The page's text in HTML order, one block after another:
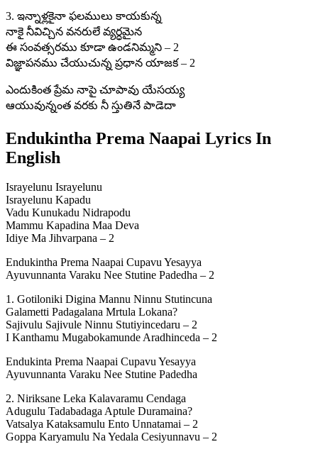
3. ఇన్నాళ్లకైనా ఫలములు కాయకున్న
నాకై నీవిచ్చిన వనరులే వ్యర్ధమైన
ఈ సంవత్సరము కూడా ఉండనిమ్మని – 2
విజ్ఞాపనము చేయుచున్న ప్రధాన యాజక – 2
ఎందుకింత ప్రేమ నాపై చూపావు యేసయ్య
ఆయువున్నంత వరకు నీ స్తుతినే పాడెదా
Endukintha Prema Naapai Lyrics In
English
Israyelunu Israyelunu
Israyelunu Kapadu
Vadu Kunukadu Nidrapodu
Mammu Kapadina Maa Deva
Idiye Ma Jihvarpana – 2
Endukintha Prema Naapai Cupavu Yesayya
Ayuvunnanta Varaku Nee Stutine Padedha – 2
1. Gotiloniki Digina Mannu Ninnu Stutincuna
Galametti Padagalana Mrtula Lokana?
Sajivulu Sajivule Ninnu Stutiyincedaru – 2
I Kanthamu Mugabokamunde Aradhinceda – 2
Endukinta Prema Naapai Cupavu Yesayya
Ayuvunnanta Varaku Nee Stutine Padedha
2. Niriksane Leka Kalavaramu Cendaga
Adugulu Tadabadaga Aptule Duramaina?
Vatsalya Kataksamulu Ento Unnatamai – 2
Goppa Karyamulu Na Yedala Cesiyunnavu – 2